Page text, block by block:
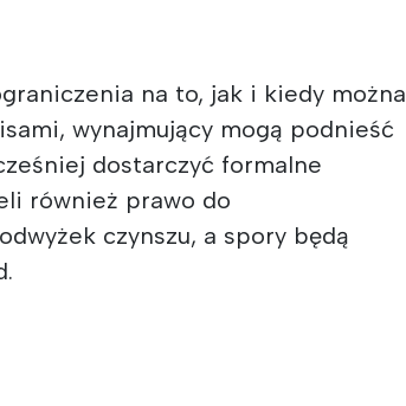
na to, jak i kiedy można
wynajmujący mogą podnieść
dostarczyć formalne
również prawo do
czynszu, a spory będą